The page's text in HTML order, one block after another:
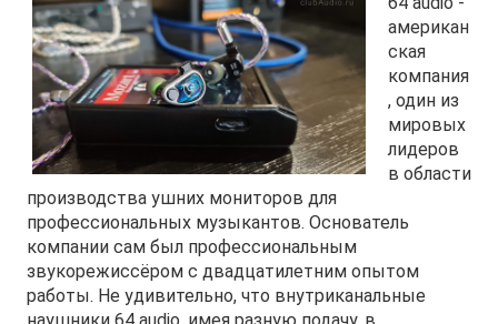
американ
ская
компания
, один из
мировых
лидеров
в области
производства ушних мониторов для
профессиональных музыкантов. Основатель
компании сам был профессиональным
звукорежиссёром с двадцатилетним опытом
работы. Не удивительно, что внутриканальные